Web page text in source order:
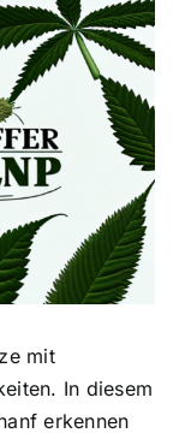
mit
In diesem
erkennen